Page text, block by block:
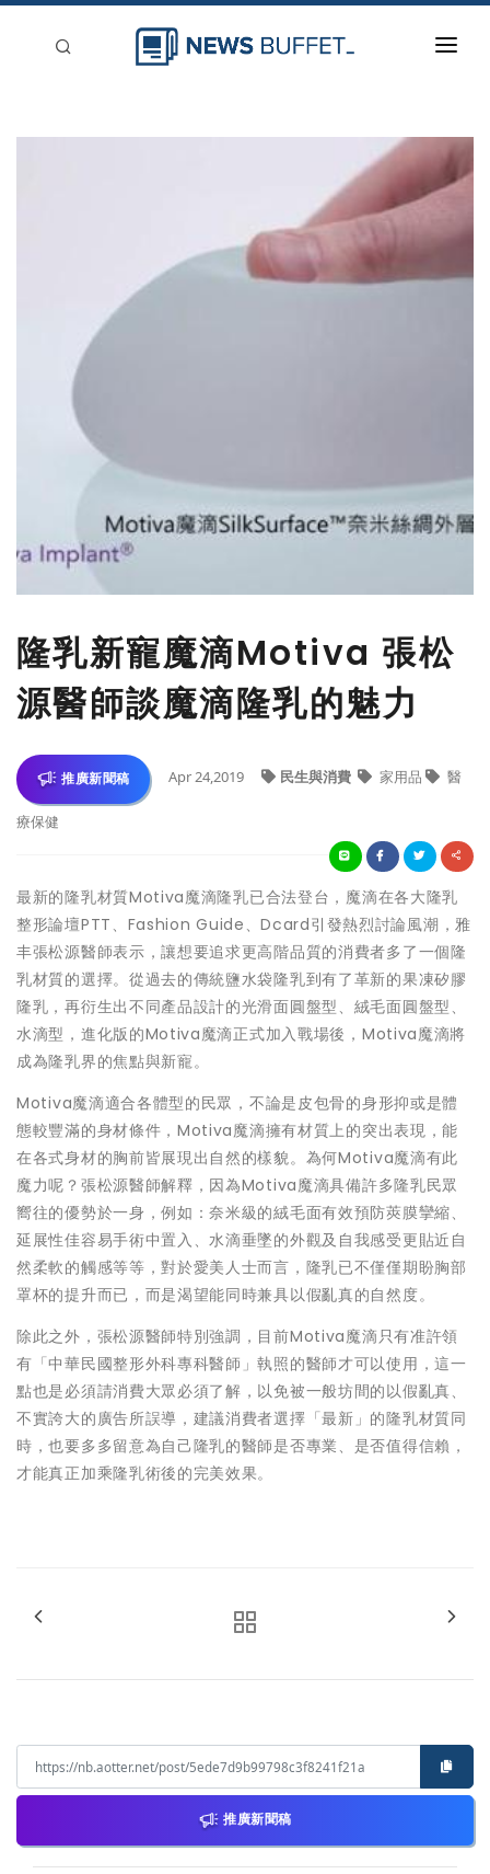
隆乳新寵魔滴Motiva 張松
源醫師談魔滴隆乳的魅力
推廣新聞稿 Apr 24,2019 民生與消費 家用品 醫
療保健
最新的隆乳材質Motiva魔滴隆乳已合法登台，魔滴在各大隆乳
整形論壇PTT、Fashion Guide、Dcard引發熱烈討論風潮，雅
丰張松源醫師表示，讓想要追求更高階品質的消費者多了一個隆
乳材質的選擇。從過去的傳統鹽水袋隆乳到有了革新的果凍矽膠
隆乳，再衍生出不同產品設計的光滑面圓盤型、絨毛面圓盤型、
水滴型，進化版的Motiva魔滴正式加入戰場後，Motiva魔滴將
成為隆乳界的焦點與新寵。
Motiva魔滴適合各體型的民眾，不論是皮包骨的身形抑或是體
態較豐滿的身材條件，Motiva魔滴擁有材質上的突出表現，能
在各式身材的胸前皆展現出自然的樣貌。為何Motiva魔滴有此
魔力呢？張松源醫師解釋，因為Motiva魔滴具備許多隆乳民眾
嚮往的優勢於一身，例如：奈米級的絨毛面有效預防莢膜攣縮、
延展性佳容易手術中置入、水滴垂墜的外觀及自我感受更貼近自
然柔軟的觸感等等，對於愛美人士而言，隆乳已不僅僅期盼胸部
罩杯的提升而已，而是渴望能同時兼具以假亂真的自然度。
除此之外，張松源醫師特別強調，目前Motiva魔滴只有准許領
有「中華民國整形外科專科醫師」執照的醫師才可以使用，這一
點也是必須請消費大眾必須了解，以免被一般坊間的以假亂真、
不實誇大的廣告所誤導，建議消費者選擇「最新」的隆乳材質同
時，也要多多留意為自己隆乳的醫師是否專業、是否值得信賴，
才能真正加乘隆乳術後的完美效果。
推廣新聞稿